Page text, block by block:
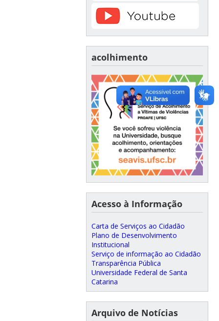
acolhimento
Acesso à Informação
Carta de Serviços ao Cidadão
Plano de Desenvolvimento
Institucional
Serviço de informação ao Cidadão
Transparência Pública
Universidade Federal de Santa
Catarina
Arquivo de Notícias